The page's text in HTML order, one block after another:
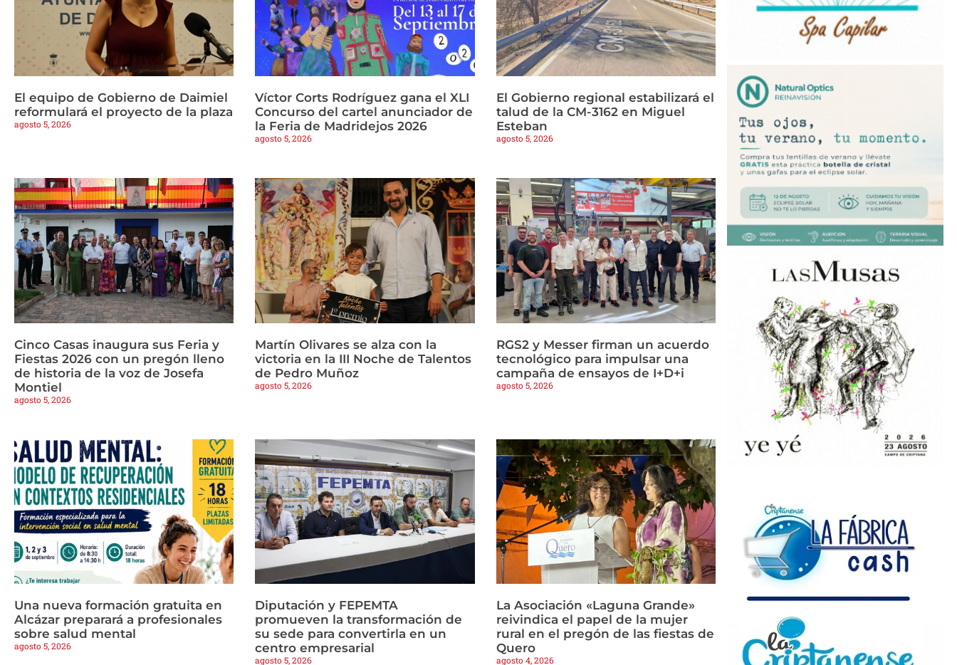
El equipo de Gobierno de Daimiel
reformulará el proyecto de la plaza
agosto 5, 2026
Víctor Corts Rodríguez gana el XLI
Concurso del cartel anunciador de
la Feria de Madridejos 2026
agosto 5, 2026
El Gobierno regional estabilizará el
talud de la CM-3162 en Miguel
Esteban
agosto 5, 2026
Cinco Casas inaugura sus Feria y
Fiestas 2026 con un pregón lleno
de historia de la voz de Josefa
Montiel
agosto 5, 2026
Martín Olivares se alza con la
victoria en la III Noche de Talentos
de Pedro Muñoz
agosto 5, 2026
RGS2 y Messer firman un acuerdo
tecnológico para impulsar una
campaña de ensayos de I+D+i
agosto 5, 2026
Una nueva formación gratuita en
Alcázar preparará a profesionales
sobre salud mental
agosto 5, 2026
Diputación y FEPEMTA
promueven la transformación de
su sede para convertirla en un
centro empresarial
agosto 5, 2026
La Asociación «Laguna Grande»
reivindica el papel de la mujer
rural en el pregón de las fiestas de
Quero
agosto 4, 2026